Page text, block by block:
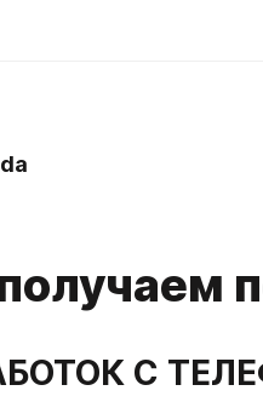
ЗАРАБОТОК С